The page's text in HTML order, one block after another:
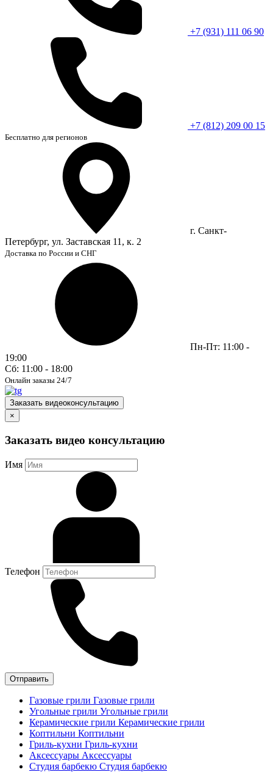
+7 (931) 111 06 90
+7 (812) 209 00 15
Бесплатно для регионов
г. Санкт-
Петербург, ул. Заставская 11, к. 2
Доставка по России и СНГ
Пн-Пт: 11:00 -
19:00
Сб: 11:00 - 18:00
Онлайн заказы 24/7
Заказать видеоконсультацию
×
Заказать видео консультацию
Имя
Телефон
Отправить
Газовые грили Газовые грили
Угольные грили Угольные грили
Керамические грили Керамические грили
Коптильни Коптильни
Гриль-кухни Гриль-кухни
Аксессуары Аксессуары
Студия барбекю Студия барбекю